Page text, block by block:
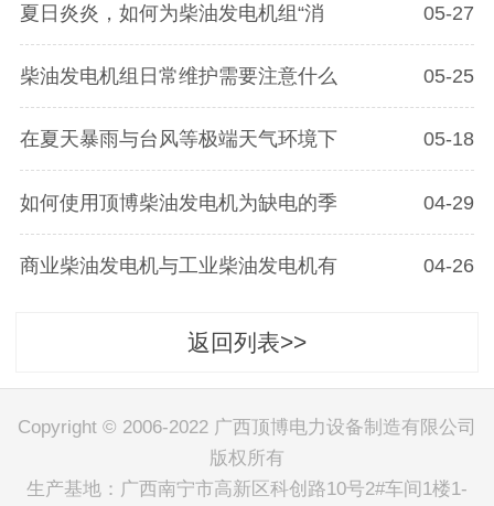
夏日炎炎，如何为柴油发电机组“消 05-27
柴油发电机组日常维护需要注意什么 05-25
在夏天暴雨与台风等极端天气环境下 05-18
如何使用顶博柴油发电机为缺电的季 04-29
商业柴油发电机与工业柴油发电机有 04-26
返回列表>>
Copyright © 2006-2022 广西顶博电力设备制造有限公司
版权所有
生产基地：广西南宁市高新区科创路10号2#车间1楼1-